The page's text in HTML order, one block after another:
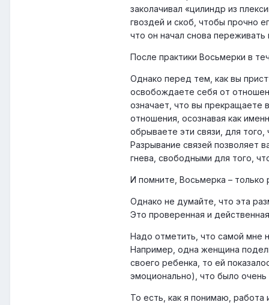
заколачивал «цилиндр из
гвоздей и скоб, чтобы прочно
что он начал снова
После практики Восьмерки в
Однако перед тем, как вы
освобождаете себя от
означает, что вы прекращаете
отношения, осознавая как
обрываете эти связи, для
Разрывание связей позволяет
гнева, свободными для того,
И помните, Восьмерка – только
Однако не думайте, что эта
Это проверенная и
Надо отметить, что самой мне
Например, одна женщина
своего ребенка, то ей
эмоционально), что было
То есть, как я понимаю, работа